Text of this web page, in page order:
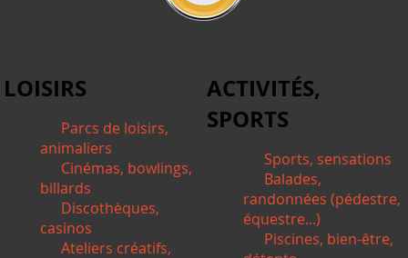
LOISIRS
Parcs de loisirs,
animaliers
Cinémas, bowlings,
billards
Discothèques,
casinos
Ateliers créatifs,
ACTIVITÉS,
SPORTS
Sports, sensations
Balades,
randonnées (pédestre,
équestre...)
Piscines, bien-être,